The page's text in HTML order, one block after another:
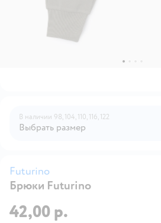
В наличии 98, 104, 110, 116, 122
Выбрать размер
Futurino
Брюки Futurino
42,00 р.